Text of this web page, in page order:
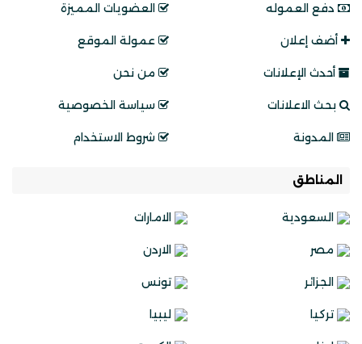
دفع العموله
أضف إعلان
أحدث الإعلانات
بحث الاعلانات
المدونة
العضويات المميزة
عمولة الموقع
من نحن
سياسة الخصوصية
شروط الاستخدام
المناطق
السعودية الامارات
مصر الاردن
الجزائر تونس
تركيا ليبيا